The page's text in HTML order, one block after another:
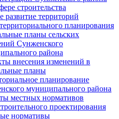
строительства
развитие территорий
планирования
планы сельских
Сунженского
района
внесения изменений в
планы
планирование
муниципального района
местных нормативов
проектирования
нормативы